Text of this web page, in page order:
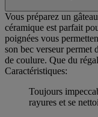
Vous préparez un
céramique est parfait
poignées vous
son bec verseur permet
de coulure. Que du
Caractéristiques:
Toujours
rayures et se